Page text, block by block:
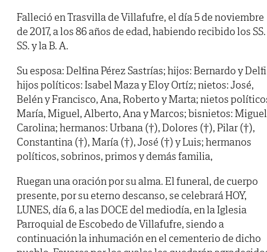
Falleció en Trasvilla de Villafufre, el día 5 de noviembre
de 2017, a los 86 años de edad, habiendo recibido los SS.
SS. y la B. A.
Su esposa: Delfina Pérez Sastrías; hijos: Bernardo y
hijos políticos: Isabel Maza y Eloy Ortíz; nietos: José,
Belén y Francisco, Ana, Roberto y Marta; nietos
María, Miguel, Alberto, Ana y Marcos; bisnietos:
Carolina; hermanos: Urbana (†), Dolores (†), Pilar (†),
Constantina (†), María (†), José (†) y Luis; hermanos
políticos, sobrinos, primos y demás familia,
Ruegan una oración por su alma. El funeral, de cuerpo
presente, por su eterno descanso, se celebrará HOY,
LUNES, día 6, a las DOCE del mediodía, en la Iglesia
Parroquial de Escobedo de Villafufre, siendo a
continuación la inhumación en el cementerio de dicho